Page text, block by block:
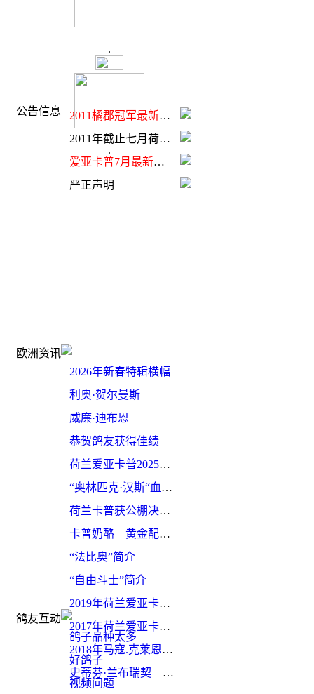
.
.
公告信息
2011橘郡冠军最新引进
2011年截止七月荷兰爱亚卡普NPO前十位赛绩
爱亚卡普7月最新赛季01
严正声明
欧洲资讯
2026年新春特辑横幅
利奥·贺尔曼斯
威廉·迪布恩
恭贺鸽友获得佳绩
荷兰爱亚卡普2025赛季完美收官
“奥林匹克·汉斯“血系再获佳绩
荷兰卡普获公棚决赛冠军
卡普奶酪—黄金配对简介
“法比奥”简介
“自由斗士”简介
2019年荷兰爱亚卡普最新图册
2017年荷兰爱亚卡普最新骄人赛绩
2018年马寇.克莱恩-法肯柏格斩获佳绩
史蒂芬·兰布瑞契—新一代“利奥·贺尔曼斯”
鸽友互动
鸽子品种太多
好鸽子
视频问题